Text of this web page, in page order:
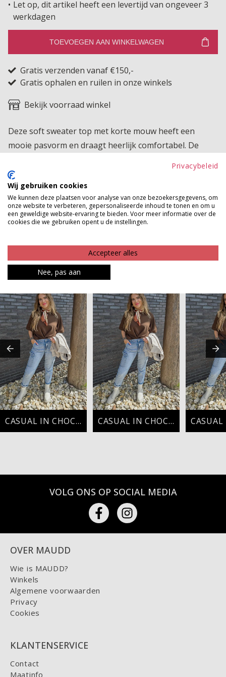
Let op, dit artikel heeft een levertijd van ongeveer 3
werkdagen
TOEVOEGEN AAN WINKELWAGEN
Gratis verzenden vanaf €150,-
Gratis ophalen en ruilen in onze winkels
Bekijk voorraad winkel
Deze soft sweater top met korte mouw heeft een
mooie pasvorm en draagt heerlijk comfortabel. De
een soepele fit. Een perfecte basis voor elke outfit die
je makkelijk combineert en het hele seizoen door kunt
dragen.
Product kenmerken
Betaalinformatie
MAAK JE LOOK COMPLEET
CASUAL IN CHOCO CASUAL IN CHOCO
VOLG ONS OP SOCIAL MEDIA
OVER MAUDD
Wie is MAUDD?
Winkels
Algemene voorwaarden
Privacy
Cookies
KLANTENSERVICE
Contact
Maatinfo
Privacybeleid
Wij gebruiken cookies
We kunnen deze plaatsen voor analyse van onze bezoekersgegevens, om
onze website te verbeteren, gepersonaliseerde inhoud te tonen en om u
een geweldige website-ervaring te bieden. Voor meer informatie over de
cookies die we gebruiken opent u de instellingen.
Accepteer alles
Nee, pas aan